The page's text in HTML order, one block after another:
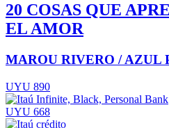
20 COSAS QUE
EL AMOR
MAROU RIVERO / AZUL
UYU 890
UYU 668